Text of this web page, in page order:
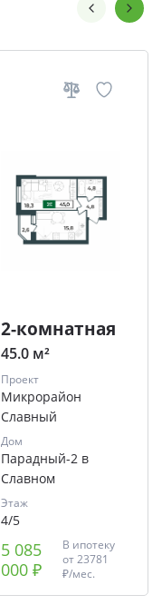
2-комнатная
45.0 м²
Проект
Микрорайон
Славный
Дом
Парадный-2 в
Славном
Этаж
4/5
5 085
000 ₽
В ипотеку
от23781
₽/мес.